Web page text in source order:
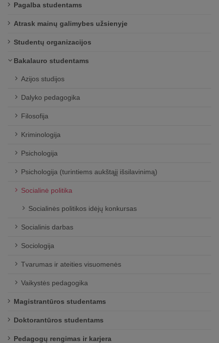
Pagalba studentams
Atrask mainų galimybes užsienyje
Studentų organizacijos
Bakalauro studentams
Azijos studijos
Dalyko pedagogika
Filosofija
Kriminologija
Psichologija
Psichologija (turintiems aukštąjį išsilavinimą)
Socialinė politika
Socialinės politikos idėjų konkursas
Socialinis darbas
Sociologija
Tvarumas ir ateities visuomenės
Vaikystės pedagogika
Magistrantūros studentams
Doktorantūros studentams
Pedagogų rengimas ir karjera